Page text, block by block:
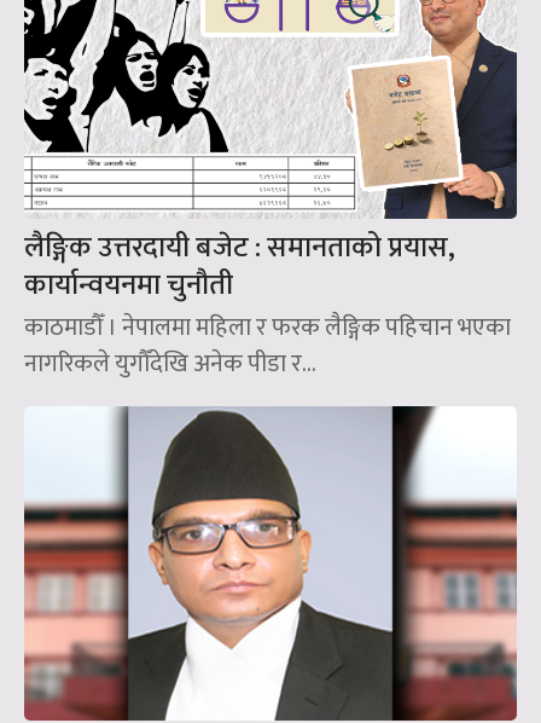
लैङ्गिक उत्तरदायी बजेट : समानताको प्रयास,
कार्यान्वयनमा चुनौती
काठमाडौँ । नेपालमा महिला र फरक लैङ्गिक पहिचान भएका
नागरिकले युगौँदेखि अनेक पीडा र...